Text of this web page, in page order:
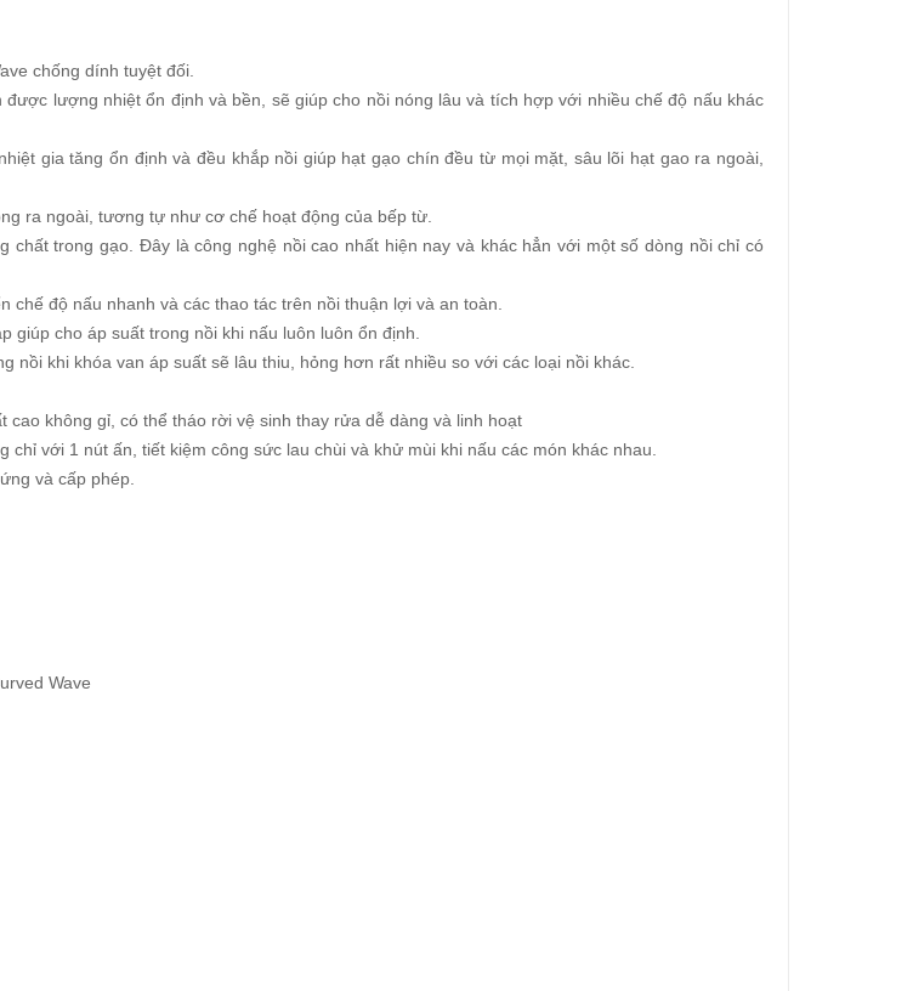
chống dính tuyệt đối.
lượng nhiệt ổn định và bền, sẽ giúp cho nồi nóng lâu và tích hợp với nhiều chế độ nấu khác
gia tăng ổn định và đều khắp nồi giúp hạt gạo chín đều từ mọi mặt, sâu lõi hạt gao ra ngoài,
ra ngoài, tương tự như cơ chế hoạt động của bếp từ.
trong gạo. Đây là công nghệ nồi cao nhất hiện nay và khác hẳn với một số dòng nồi chỉ có
độ nấu nhanh và các thao tác trên nồi thuận lợi và an toàn.
giúp cho áp suất trong nồi khi nấu luôn luôn ổn định.
khi khóa van áp suất sẽ lâu thiu, hỏng hơn rất nhiều so với các loại nồi khác.
cao không gỉ, có thể tháo rời vệ sinh thay rửa dễ dàng và linh hoạt
với 1 nút ấn, tiết kiệm công sức lau chùi và khử mùi khi nấu các món khác nhau.
và cấp phép.
Wave